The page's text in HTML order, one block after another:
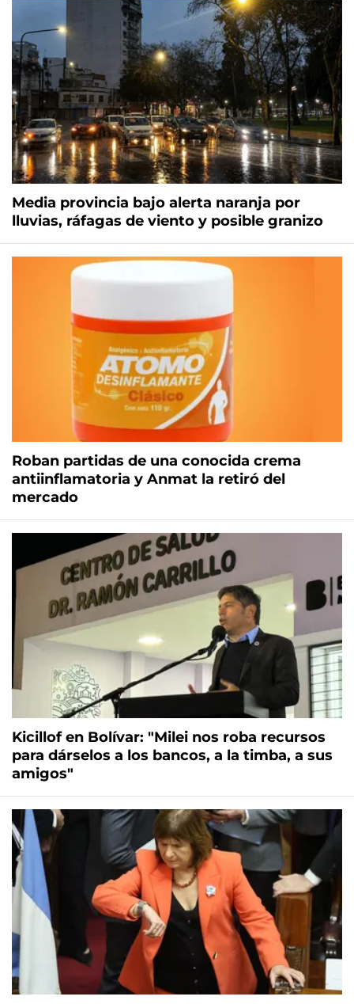
Media provincia bajo alerta naranja por
lluvias, ráfagas de viento y posible granizo
Roban partidas de una conocida crema
antiinflamatoria y Anmat la retiró del
mercado
Kicillof en Bolívar: "Milei nos roba recursos
para dárselos a los bancos, a la timba, a sus
amigos"